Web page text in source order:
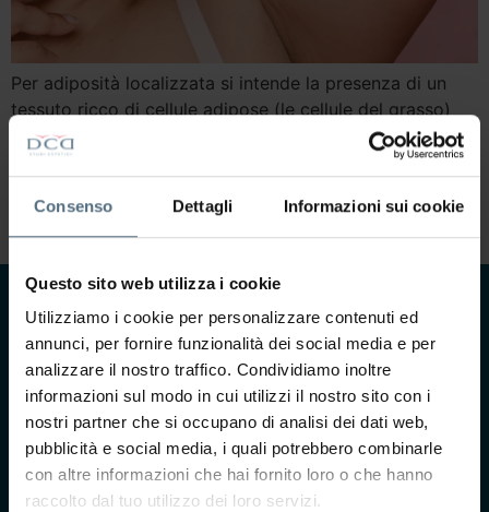
Consenso Dettagli Informazioni sui cookie
Questo sito web utilizza i cookie
Utilizziamo i cookie per personalizzare contenuti ed
annunci, per fornire funzionalità dei social media e per
analizzare il nostro traffico. Condividiamo inoltre
informazioni sul modo in cui utilizzi il nostro sito con i
nostri partner che si occupano di analisi dei dati web,
pubblicità e social media, i quali potrebbero combinarle
con altre informazioni che hai fornito loro o che hanno
raccolto dal tuo utilizzo dei loro servizi.
Per adiposità localizzata si intende la presenza di un
tessuto ricco di cellule adipose (le cellule del grasso)
rispetto ad altre zone del corpo. Le zone più frequenti
in cui possiamo notare questo accumulo di lipidi sono le
addominale e quindi la pancetta, ma anche la […]
CONTATTACI
Ti interessa saperne di
più?
Compila il form e il
nostro team ti
ricontatterà per
prendere